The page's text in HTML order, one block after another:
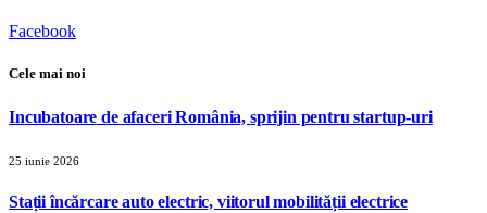
Facebook
Cele mai noi
Incubatoare de afaceri România, sprijin pentru startup-uri
25 iunie 2026
Stații încărcare auto electric, viitorul mobilității electrice